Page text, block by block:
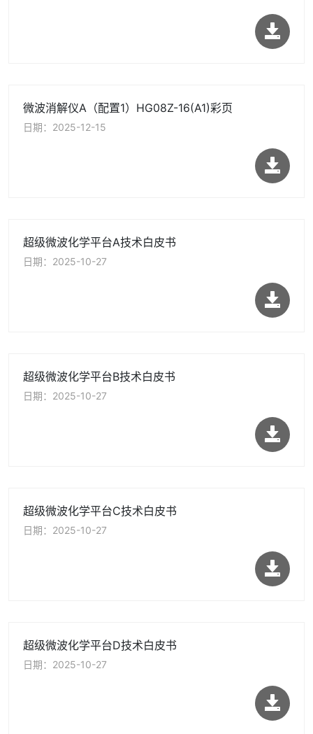
微波消解仪A（配置1）HG08Z-16(A1)彩页
日期：2025-12-15
超级微波化学平台A技术白皮书
日期：2025-10-27
超级微波化学平台B技术白皮书
日期：2025-10-27
超级微波化学平台C技术白皮书
日期：2025-10-27
超级微波化学平台D技术白皮书
日期：2025-10-27